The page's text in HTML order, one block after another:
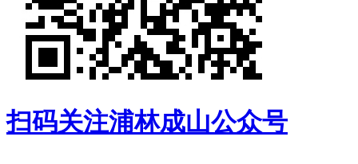
扫码关注浦林成山公众号